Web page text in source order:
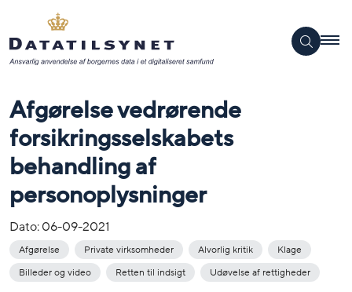
Afgørelse vedrørende
forsikringsselskabets
behandling af
personoplysninger
Dato:06-09-2021
Afgørelse Private virksomheder Alvorlig kritik
Klage
Billeder og video
Retten til indsigt Udøvelse af rettigheder